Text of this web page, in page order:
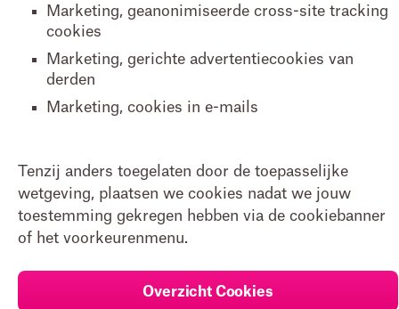
Marketing, geanonimiseerde cross-site tracking
cookies
Marketing, gerichte advertentiecookies van
derden
Marketing, cookies in e-mails
Tenzij anders toegelaten door de toepasselijke
wetgeving, plaatsen we cookies nadat we jouw
toestemming gekregen hebben via de cookiebanner
of het voorkeurenmenu.
Overzicht Cookies